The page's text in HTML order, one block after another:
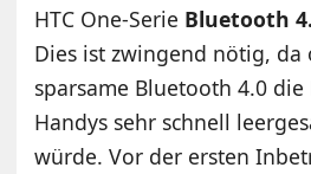
HTC One-Serie Bluetooth
Dies ist zwingend nötig, da
sparsame Bluetooth 4.0 die
Handys sehr schnell
würde. Vor der ersten